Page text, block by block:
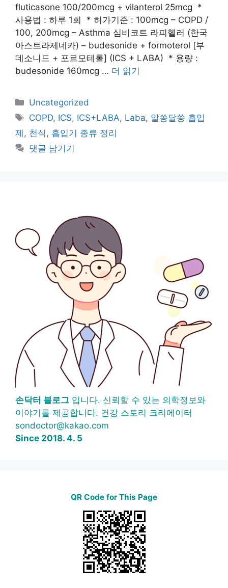
fluticasone 100/200mcg + vilanterol 25mcg *
사용법 : 하루 1회 * 허가기준 : 100mcg – COPD /
100, 200mcg – Asthma 심비코트 라피헬러 (한국
아스트라제네카) – budesonide + formoterol [부
데소니드 + 포르모테롤] (ICS + LABA) * 용량 :
budesonide 160mcg … 더 읽기
카
테
리
Uncategorized
태
그
COPD, ICS, ICS+LABA, Laba, 알쏭달쏭 흡입
제 , 천식, 흡입기 종류 정리
댓글 남기기
손닥터 블로그 입니다. 신뢰할 수 있는 의학정보와
이야기를 제공합니다. 건강 스토리 크리에이터
sondoctor@kakao.com
Since 2018. 4. 5
QR Code for This Page